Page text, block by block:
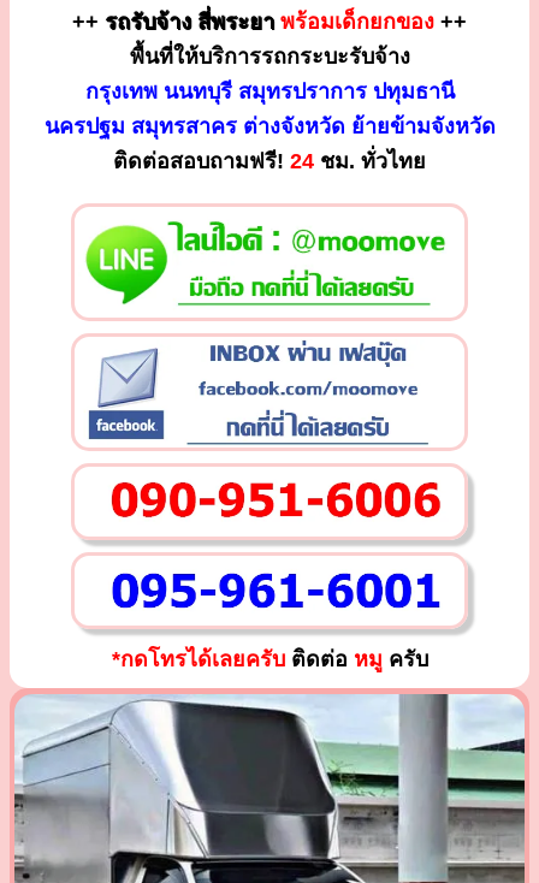
++ รถรับจ้าง สี่พระยา พร้อมเด็กยกของ ++
พื้นที่ให้บริการรถกระบะรับจ้าง
กรุงเทพ นนทบุรี สมุทรปราการ ปทุมธานี
นครปฐม สมุทรสาคร ต่างจังหวัด ย้ายข้ามจังหวัด
ติดต่อสอบถามฟรี! 24 ชม. ทั่วไทย
*กดโทรได้เลยครับติดต่อ หมู ครับ